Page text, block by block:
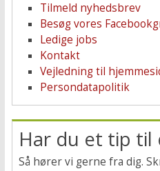
Tilmeld nyhedsbrev
Besøg vores
Ledige jobs
Kontakt
Vejledning til
Persondatapolitik
Har du et tip til
Så hører vi gerne fra dig.